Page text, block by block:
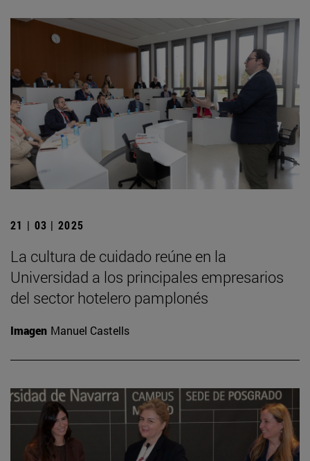
21 | 03 | 2025
La cultura de cuidado reúne en la
Universidad a los principales empresarios
del sector hotelero pamplonés
Imagen Manuel Castells